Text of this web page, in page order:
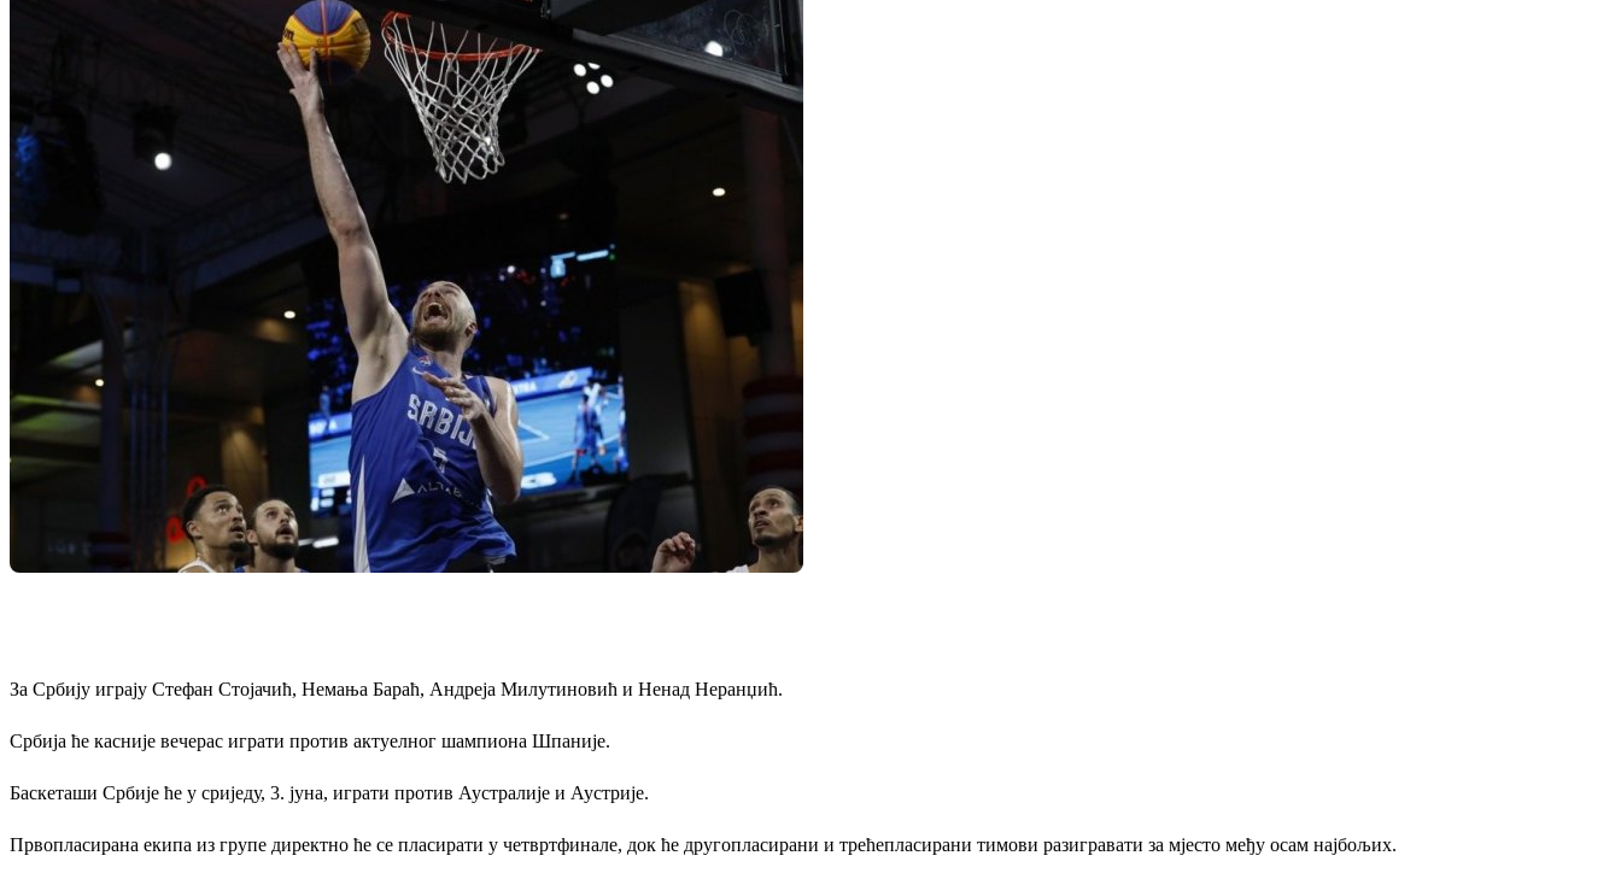
За Србију играју Стефан Стојачић, Немања Бараћ, Андреја Милутиновић и Ненад Неранџић.
Србија ће касније вечерас играти против актуелног шампиона Шпаније.
Баскеташи Србије ће у сриједу, 3. јуна, играти против Аустралије и Аустрије.
Првопласирана екипа из групе директно ће се пласирати у четвртфинале, док ће другопласирани и трећепласирани тимови разигравати за мјесто међу осам најбољих.